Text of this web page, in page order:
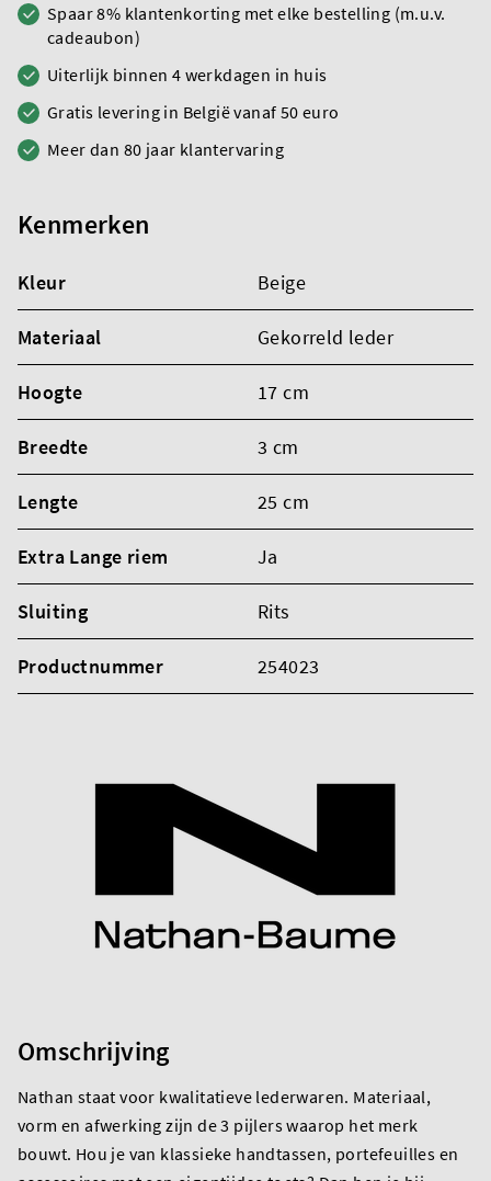
Spaar 8% klantenkorting met elke bestelling (m.u.v.
cadeaubon)
Uiterlijk binnen 4 werkdagen in huis
Gratis levering in België vanaf 50 euro
Meer dan 80 jaar klantervaring
Kenmerken
Kleur Beige
Materiaal Gekorreld leder
Hoogte 17 cm
Breedte 3 cm
Lengte 25 cm
Extra Lange riem Ja
Sluiting Rits
Productnummer 254023
Omschrijving
Nathan staat voor kwalitatieve lederwaren. Materiaal,
vorm en afwerking zijn de 3 pijlers waarop het merk
bouwt. Hou je van klassieke handtassen, portefeuilles en